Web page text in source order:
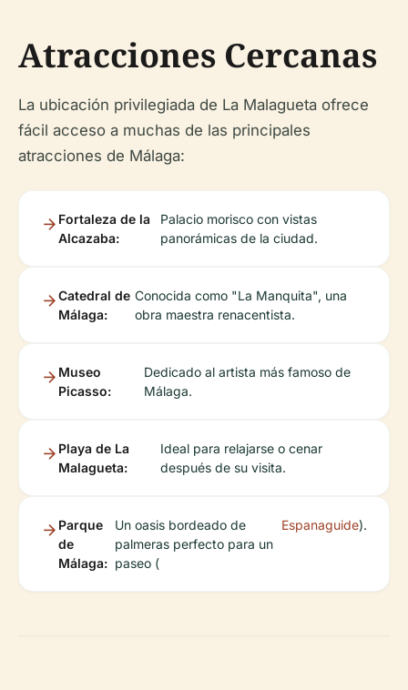
Atracciones Cercanas
La ubicación privilegiada de La Malagueta ofrece
fácil acceso a muchas de las principales
atracciones de Málaga:
Fortaleza de la
Alcazaba:
Palacio morisco con vistas
panorámicas de la ciudad.
Catedral de
Málaga:
Conocida como "La Manquita", una
obra maestra renacentista.
Museo
Picasso:
Dedicado al artista más famoso de
Málaga.
Playa de La
Malagueta:
Ideal para relajarse o cenar
después de su visita.
Parque
de
Málaga:
Un oasis bordeado de
palmeras perfecto para un
paseo (
Espanaguide).